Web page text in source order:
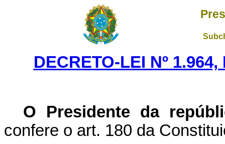
DECRETO-LEI Nº
O Presidente da
confere o art. 180 da